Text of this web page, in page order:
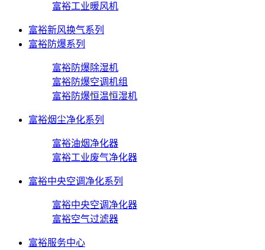
富裕工业暖风机
富裕新风换气系列
富裕防爆系列
富裕防爆除湿机
富裕防爆空调机组
富裕防爆恒温恒湿机
富裕烟尘净化系列
富裕油烟净化器
富裕工业废气净化器
富裕中央空调净化系列
富裕中央空调净化器
富裕空气过滤器
富裕服务中心